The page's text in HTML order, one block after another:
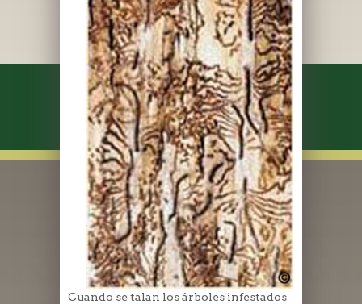
Cuando se talan los árboles infestados